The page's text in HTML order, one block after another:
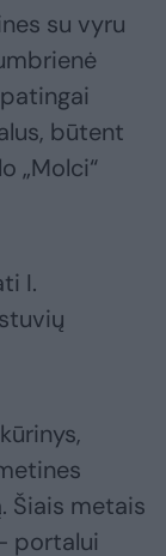
su vyru
būtent
„Molci“
I.
Šiais metais
portalui